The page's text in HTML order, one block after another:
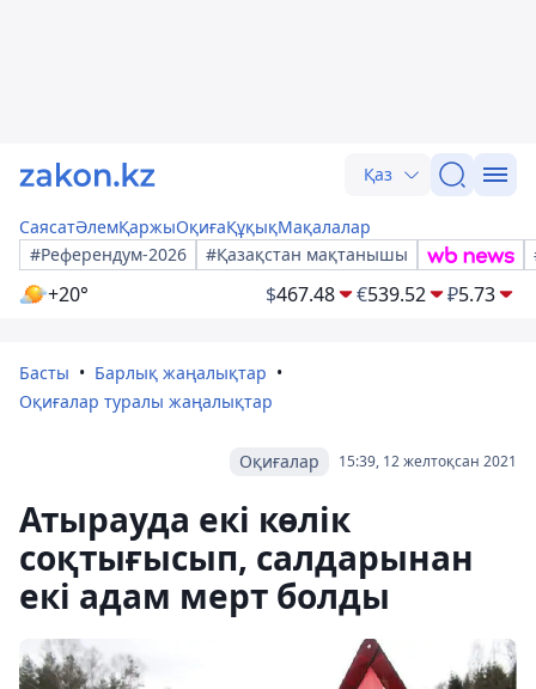
Қаз
СаясатӘлемҚаржыОқиғаҚұқықМақалалар
#Референдум-2026
#Қазақстан мақтанышы
+20° $467.48 €539.52 ₽5.73
Басты
Барлық жаңалықтар
Оқиғалар туралы жаңалықтар
15:39, 12 желтоқсан 2021
Оқиғалар
Атырауда екі көлік
соқтығысып, салдарынан
екі адам мерт болды